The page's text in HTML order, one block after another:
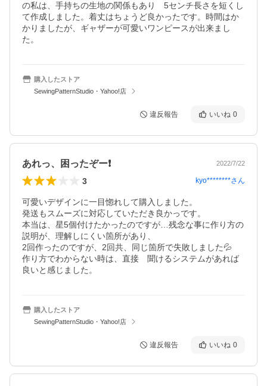
の私は、手持ちの生地の関係もあり　5センチ長さを短くし
て作成しました。着丈はちょうど良かったです。時間はか
かりましたが、ギャザーが可愛いワンピースが出来まし
た。
購入したストア
SewingPatternStudio・Yahoo!店
違反報告 いいね 0
あれっ、困ったぞー❗️ 2022/7/22
3 kyo********さん
可愛いデザインに一目惚れして購入しました。
発送もスムーズに対応していただき良かっです。
本当は、星5個付けたかったのですが…残念な事に作り方の
説明が、理解しにくい箇所があり、
2回作ったのですが、2回共、同じ箇所で失敗しました💦
作り方でわからない時は、直接　聞けるシステムがあれば
購入したストア
SewingPatternStudio・Yahoo!店
違反報告 いいね 0